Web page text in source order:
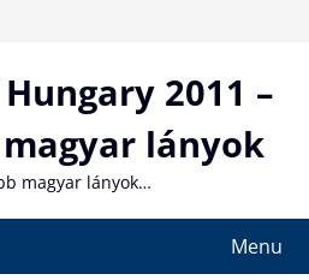
2011 –
magyar lányok
magyar lányok…
Menu